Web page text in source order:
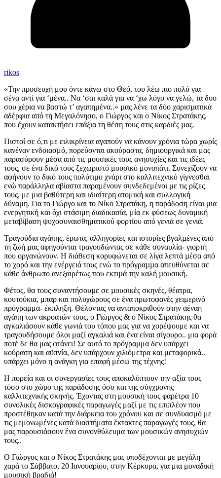
rikos
«Την προσευχή μου όντε κάνω στο Θεό, του λέω πιο πολύ για
σένα αντί για ‘μένα.. Να ‘σαι καλά για να ‘χω λόγο να γελώ, τα δυο
σου χέρια να βαστώ τ’ αγαπημένα..» µας λένε τα δύο χαρισµατικά
αδέρφια από τη Μεγαλόνησο, ο Γιώργος και ο Νίκος Στρατάκης,
που έχουν κατακτήσει επάξια τη θέση τους στις καρδιές µας.
Πιστοί σε ό,τι με ειλικρίνεια αγαπούν να κάνουν χρόνια τώρα χωρίς
κανέναν ενδοιασμό, πορεύονται ακούραστα, δημιουργικά και μας
παρασύρουν μέσα από τις μουσικές τους ανησυχίες και τις ιδέες
τους, σε ένα δικό τους ξεχωριστό μουσικό μονοπάτι. Συνεχίζουν να
αφήνουν το δικό τους πολύτιμο χνάρι στο καλλιτεχνικό γίγνεσθαι
ενώ παράλληλα αβίαστα παραμένουν συνδεδεμένοι με τις ρίζες
τους, με μια βαθύτερη και ιδιαίτερη ατομική και συλλογική
δύναμη. Για το Γιώργο και το Νίκο Στρατάκη, η παράδοση είναι μια
ενεργητική και όχι στάσιμη διαδικασία, μία εκ φύσεως δυναμική
μεταβίβαση ψυχοσυναισθηματικού φορτίου από γενιά σε γενιά.
Τραγούδια αγάπης, έρωτα, αλληγορίες και ιστορίες βγαλµένες από
τη ζωή µας αφηγούνται τραγουδώντας σε κάθε συναυλία- γιορτή
που οργανώνουν. Η διάθεση κορυφώνεται σε λίγα λεπτά µέσα από
το χορό και την ενέργειά τους ενώ το πρόγραµµα απευθύνεται σε
κάθε άνθρωπο ανεξαιρέτως που εκτιµά την καλή µουσική.
Φέτος, θα τους συναντήσουµε σε µουσικές σκηνές, θέατρα,
κουτούκια, μπαρ και πολυχώρους σε ένα πρωτοφανές χειμερινό
πρόγραμμα- έκπληξη. Θέλοντας να ανταποκριθούν στην αέναη
αγάπη των ακροατών τους, ο Γιώργος & ο Νίκος Στρατάκης θα
αγκαλιάσουν κάθε γωνιά του τόπου μας για να χορέψουμε και να
τραγουδήσουμε όλοι μαζί αγκαλιά και ένα είναι σίγουρο.. μια φορά
ποτέ δε θα μας φτάνει! Σε αυτό το πρόγραμμα δεν υπάρχει
κούραση και αϋπνία, δεν υπάρχουν χιλιόμετρα και μεταφορικά..
υπάρχει μόνο η ανάγκη για επαφή μέσω της τέχνης!
Η πορεία και οι συνεργασίες τους αποκαλύπτουν την αξία τους
τόσο στο χώρο της παράδοσης όσο και της σύγχρονης
καλλιτεχνικής σκηνής. Έχοντας στη μουσική τους φαρέτρα 10
συνολικές δισκογραφικές παραγωγές μαζί με τις επιπλέον που
προστέθηκαν κατά την διάρκεια του χρόνου και σε συνδυασμό με
τις μεμονωμένες κατά διαστήματα έκτακτες παραγωγές τους, θα
μας παρουσιάσουν ένα συνονθύλευμα των μουσικών ανησυχιών
τους..
Ο Γιώργος και ο Νίκος Στρατάκης μας υποδέχονται με μεγάλη
χαρά το Σάββατο, 20 Ιανουαρίου, στην Κέρκυρα, για μια μοναδική
μουσική βραδιά!